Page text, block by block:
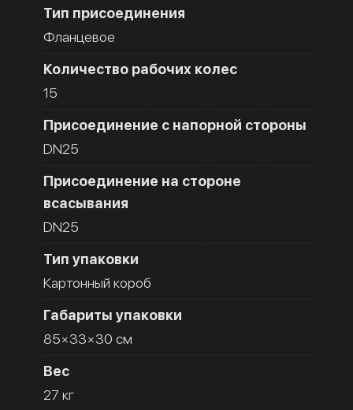
Тип присоединения
Фланцевое
Количество рабочих колес
15
Присоединение с напорной стороны
DN25
Присоединение на стороне
всасывания
DN25
Тип упаковки
Картонный короб
Габариты упаковки
85×33×30 см
Вес
27 кг